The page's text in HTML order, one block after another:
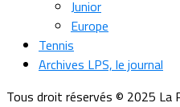
Junior
Europe
Tennis
Archives LPS, le journal
Tous droit réservés © 2025 La